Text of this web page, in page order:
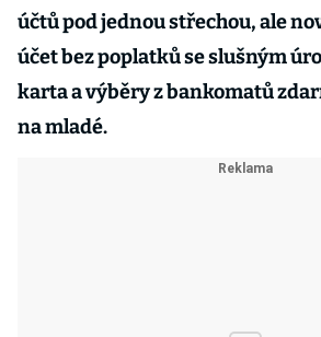
účtů pod jednou střechou, ale
účet bez poplatků se slušným
karta a výběry z bankomatů
na mladé.